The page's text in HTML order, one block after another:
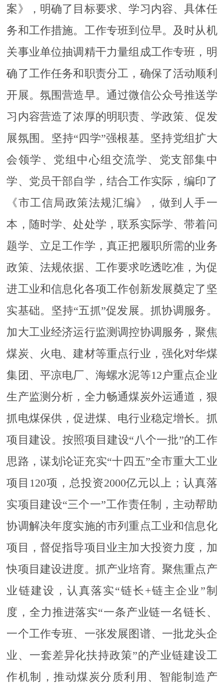
案》，明确了目标要求、学习内容、具体任
务和工作措施。工作专班到位早。及时从机
关事业单位抽调精干力量组成工作专班，明
确了工作任务和职责分工，确保了活动顺利
开展。氛围营造早。通过微信公众号推送学
习内容营造了浓厚的明职责、学政策、促发
展氛围。坚持“四学”强根基。坚持党组扩大
会领学、党组中心组交流学、党支部集中
学、党员干部自学，结合工作实际，编印了
《市工信局政策法规汇编》，做到人手一
本，随时学、处处学，联系实际学、带着问
题学、立足工作学，真正把履职所需的业务
政策、法规依据、工作要求吃透吃准，为促
进工业和信息化各项工作创新发展奠定了坚
实基础。坚持“五抓”促发展。抓协调服务。
加大工业经济运行监测调控协调服务，聚焦
煤炭、火电、建材等重点行业，强化对华煤
集团、平凉电厂、海螺水泥等12户重点企业
生产监测分析，全力畅通煤炭外运通道，狠
抓电煤保供，促进煤、电行业稳定增长。抓
项目建设。按照项目建设“八个一批”的工作
思路，谋划论证充实“十四五”全市重大工业
项目120项，总投资2000亿元以上；认真落
实项目建设“三个一”工作责任制，主动帮助
协调解决年度实施的市列重点工业和信息化
项目，督促指导项目业主加大投资力度，加
快项目建设进度。抓产业培育。聚焦重点产
业链建设，认真落实“链长+链主企业”制
度，全力推进落实“一条产业链一名链长、
一个工作专班、一张发展图谱、一批龙头企
业、一套差异化扶持政策”的产业链建设工
作机制，推动煤炭分质利用、智能制造产